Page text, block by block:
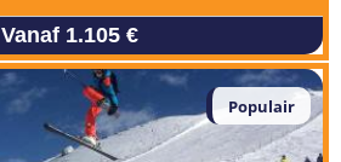
Vanaf 1.105 €
Populair